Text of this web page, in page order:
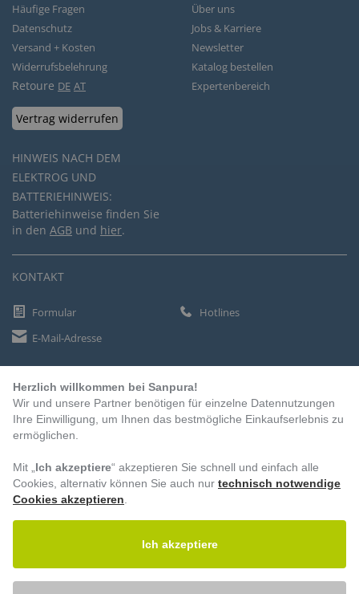
Häufige Fragen
Datenschutz
Versand + Kosten
Widerrufsbelehrung
Retoure DE AT
Vertrag widerrufen
HINWEIS NACH DEM
ELEKTROG UND
BATTERIEHINWEIS:
Batteriehinweise finden Sie
in den AGB und hier.
Über uns
Jobs & Karriere
Newsletter
Katalog bestellen
Expertenbereich
KONTAKT
Formular
Hotlines
E-Mail-Adresse
ZAHLUNGSARTEN
Vorkasse
BESUCHEN SIE UNS
Herzlich willkommen bei Sanpura!
Wir und unsere Partner benötigen für einzelne Datennutzungen
Ihre Einwilligung, um Ihnen das bestmögliche Einkaufserlebnis zu
ermöglichen.
Mit „ Ich akzeptiere“ akzeptieren Sie schnell und einfach alle
Cookies, alternativ können Sie auch nur technisch notwendige
Cookies akzeptieren
Ich akzeptiere